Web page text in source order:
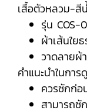
เสื้อตัวหลวม-สีน้
รุ่น COS-
ผ้าเส้นใย
วาดลายผ้
คำแนะนำในกา
ควรซักก่
สามารถซั